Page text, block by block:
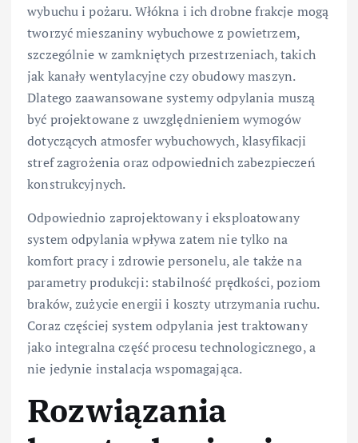
wybuchu i pożaru. Włókna i ich drobne frakcje mogą
tworzyć mieszaniny wybuchowe z powietrzem,
szczególnie w zamkniętych przestrzeniach, takich
jak kanały wentylacyjne czy obudowy maszyn.
Dlatego zaawansowane systemy odpylania muszą
być projektowane z uwzględnieniem wymogów
dotyczących atmosfer wybuchowych, klasyfikacji
stref zagrożenia oraz odpowiednich zabezpieczeń
konstrukcyjnych.
Odpowiednio zaprojektowany i eksploatowany
system odpylania wpływa zatem nie tylko na
komfort pracy i zdrowie personelu, ale także na
parametry produkcji: stabilność prędkości, poziom
braków, zużycie energii i koszty utrzymania ruchu.
Coraz częściej system odpylania jest traktowany
jako integralna część procesu technologicznego, a
nie jedynie instalacja wspomagająca.
Rozwiązania